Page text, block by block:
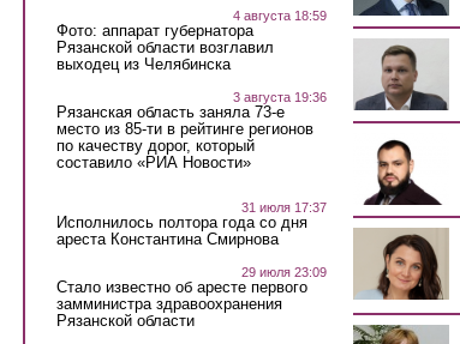
4 августа 18:59
Фото: аппарат губернатора
Рязанской области возглавил
выходец из Челябинска
3 августа 19:36
Рязанская область заняла 73-е
место из 85-ти в рейтинге регионов
по качеству дорог, который
составило «РИА Новости»
31 июля 17:37
Исполнилось полтора года со дня
ареста Константина Смирнова
29 июля 23:09
Стало известно об аресте первого
замминистра здравоохранения
Рязанской области